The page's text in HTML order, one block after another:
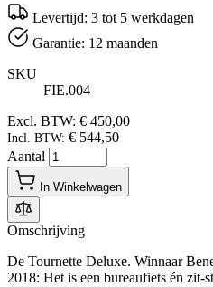
Levertijd: 3 tot 5 werkdagen
Garantie: 12 maanden
SKU
FIE.004
Excl. BTW: € 450,00
Incl. BTW: € 544,50
Aantal
In Winkelwagen
Omschrijving
De Tournette Deluxe. Winnaar
2018: Het is een bureaufiets én zit-